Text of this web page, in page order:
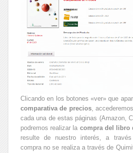
Clicando en los botones «ver» que
comparativa de precios,
cada una de estas páginas (Amazon,
podremos realizar la compra del libro
resulte de nuestro interés, a
compra no se realiza a través de